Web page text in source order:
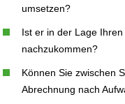
umsetzen?
Ist er in der Lage
nachzukommen?
Können Sie zwischen
Abrechnung nach